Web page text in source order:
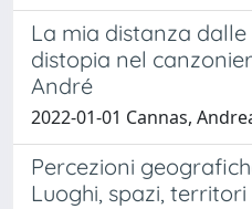
La mia distanza
distopia nel
André
2022-01-01 Cannas,
Percezioni
Luoghi, spazi, territori